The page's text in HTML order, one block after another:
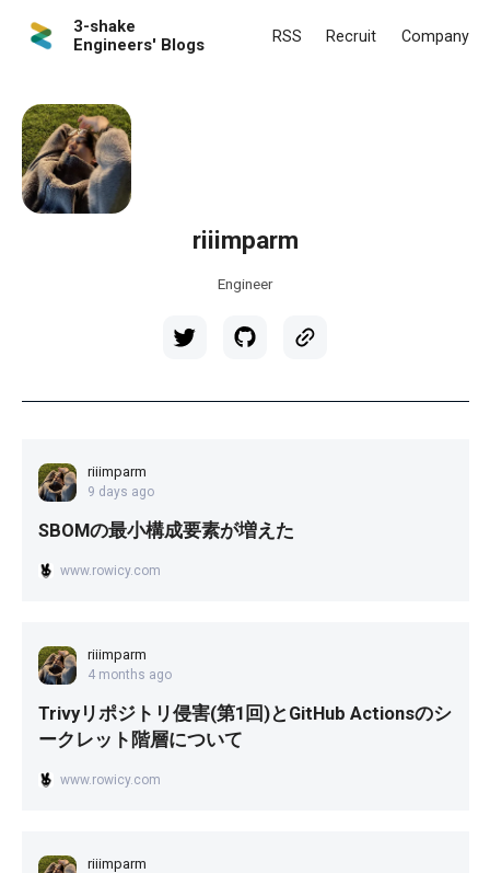
3-shake
Engineers' Blogs
RSS Recruit Company
riiimparm
Engineer
riiimparm
9 days ago
SBOMの最小構成要素が増えた
www.rowicy.com
riiimparm
4 months ago
Trivyリポジトリ侵害(第1回)とGitHub Actionsのシ
ークレット階層について
www.rowicy.com
riiimparm